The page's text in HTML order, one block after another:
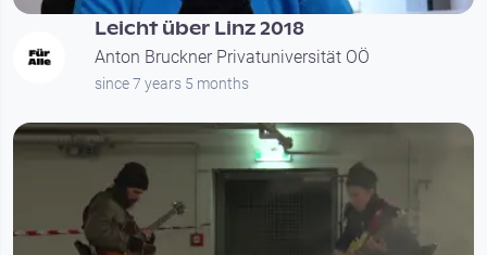
Leicht über Linz 2018
Anton Bruckner Privatuniversität OÖ
since 7 years 5 months